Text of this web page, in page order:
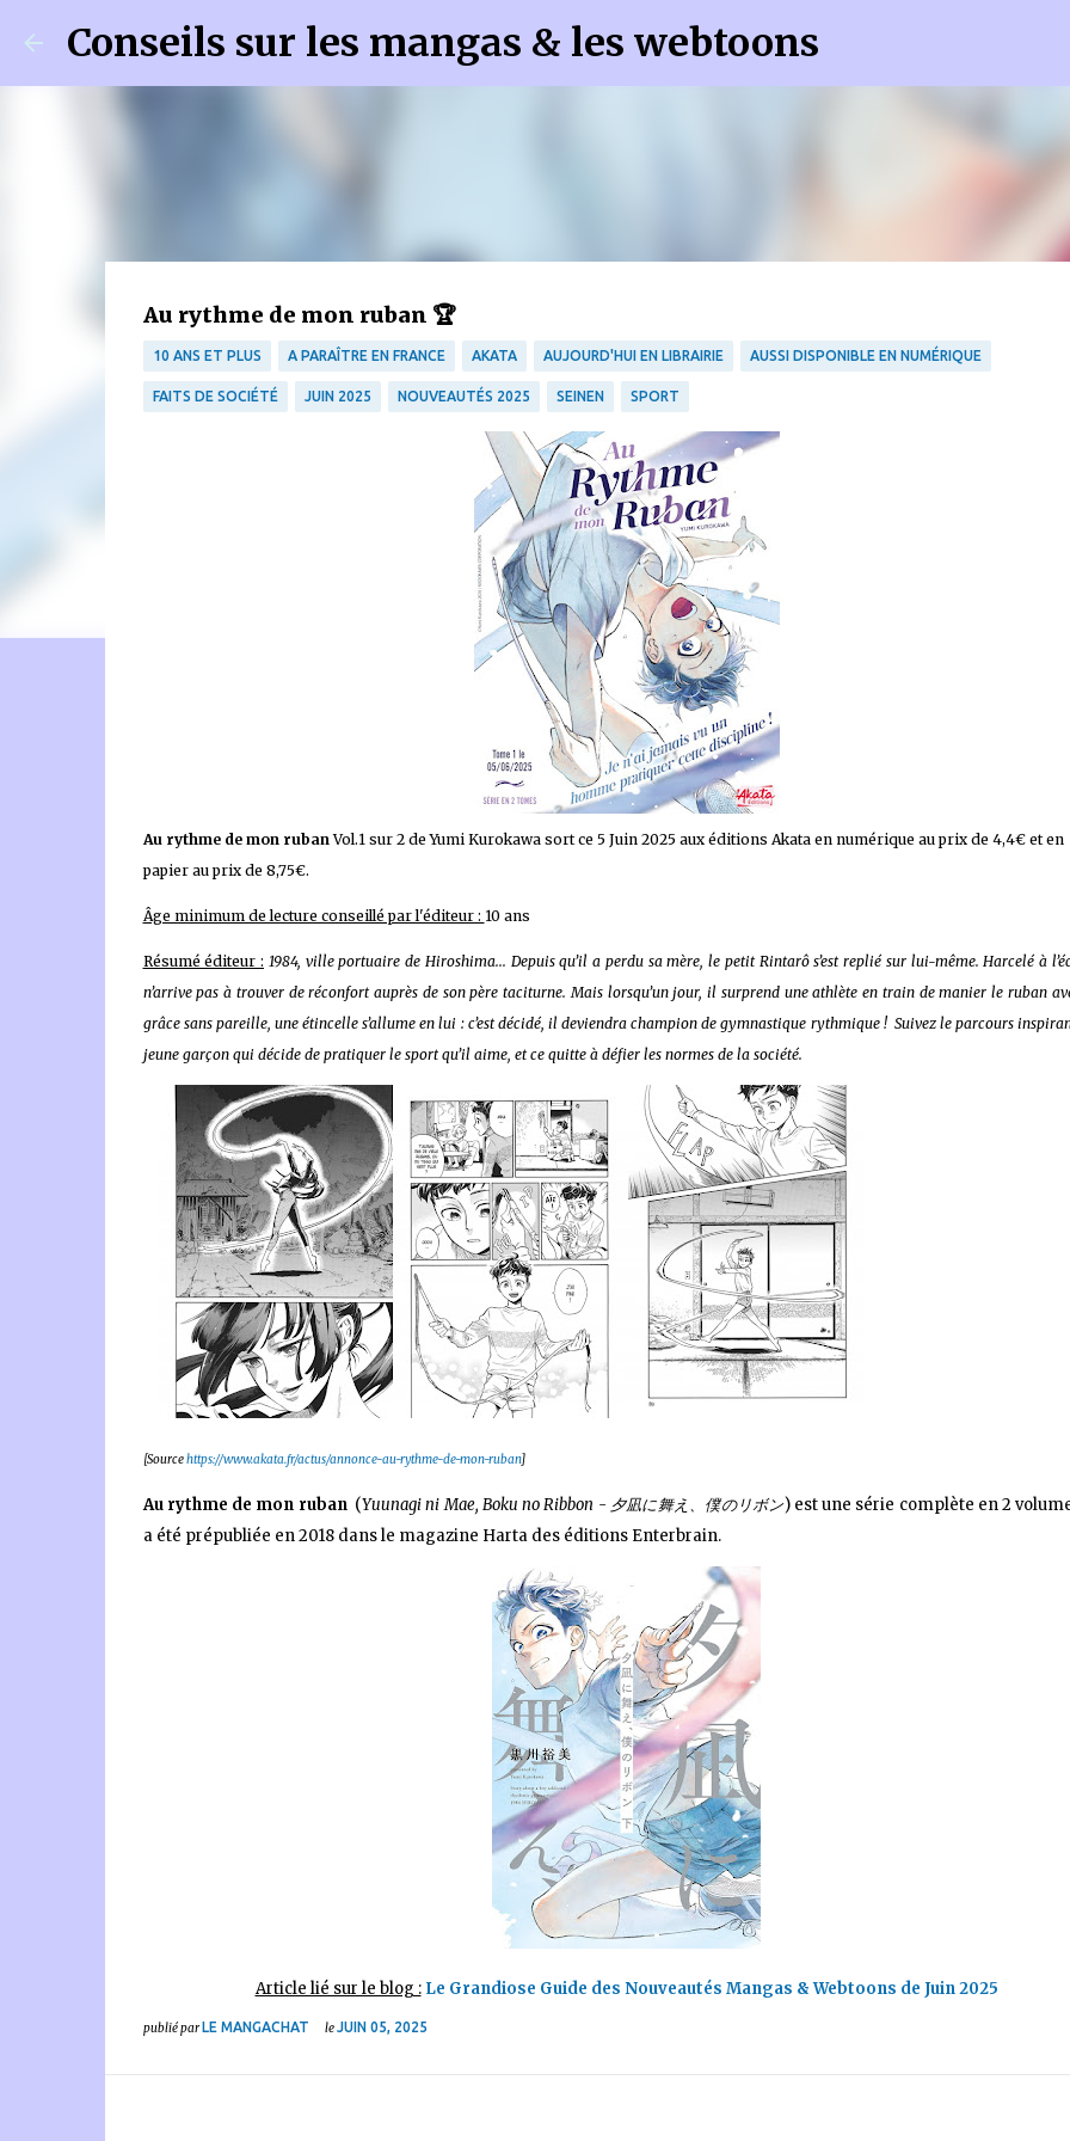
Accéder au contenu principal
Conseils sur les mangas & les webtoons
🐈‍⬛ En tant que Partenaire Amazon, je réalise un bénéfice sur les achats remplissant les conditions requises quand vous achetez sur
Au rythme de mon ruban 🏆
10 ANS ET PLUS A PARAÎTRE EN FRANCE AKATA AUJOURD'HUI EN LIBRAIRIE AUSSI DISPONIBLE EN NUMÉRIQUE
FAITS DE SOCIÉTÉ JUIN 2025 NOUVEAUTÉS 2025 SEINEN SPORT
Au rythme de mon rubanVol.1 sur 2 de Yumi Kurokawa sort ce 5 Juin 2025 aux éditions Akata en numérique au prix de 4,4€ et en
papier au prix de 8,75€.
Âge minimum de lecture conseillé par l'éditeur : 10 ans
Résumé éditeur : 1984, ville portuaire de Hiroshima... Depuis qu’il a perdu sa mère, le petit Rintarô s’est replié sur lui-même. Harcelé à
n’arrive pas à trouver de réconfort auprès de son père taciturne. Mais lorsqu’un jour, il surprend une athlète en train de manier le ruban
grâce sans pareille, une étincelle s’allume en lui : c’est décidé, il deviendra champion de gymnastique rythmique ! Suivez le parcours
jeune garçon qui décide de pratiquer le sport qu’il aime, et ce quitte à défier les normes de la société.
[Sourcehttps://www.akata.fr/actus/annonce-au-rythme-de-mon-ruban]
Au rythme de mon ruban(Yuunagi ni Mae, Boku no Ribbon - 夕凪に舞え、僕のリボン) est une série complète en 2
a été prépubliée en 2018 dans le magazine Harta des éditions Enterbrain.
Article lié sur le blog : Le Grandiose Guide des Nouveautés Mangas & Webtoons de Juin 2025
publié parLE MANGACHAT leJUIN 05, 2025